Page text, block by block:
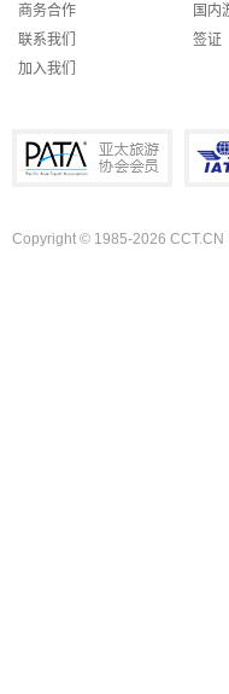
商务合作
联系我们
加入我们
国内
签证
Copyright © 1985-2026